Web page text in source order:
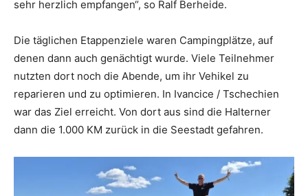
sehr herzlich empfangen“, so Ralf Berheide.
Die täglichen Etappenziele waren Campingplätze, auf
denen dann auch genächtigt wurde. Viele Teilnehmer
nutzten dort noch die Abende, um ihr Vehikel zu
reparieren und zu optimieren. In Ivancice / Tschechien
war das Ziel erreicht. Von dort aus sind die Halterner
dann die 1.000 KM zurück in die Seestadt gefahren.